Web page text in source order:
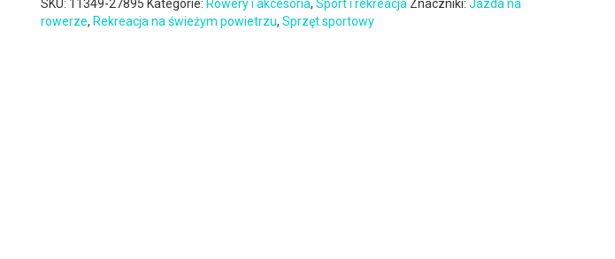
SKU: 11349-27895 Kategorie: Rowery i akcesoria,Sport i rekreacja Znaczniki:Jazda na
rowerze, Rekreacja na świeżym powietrzu,Sprzęt sportowy